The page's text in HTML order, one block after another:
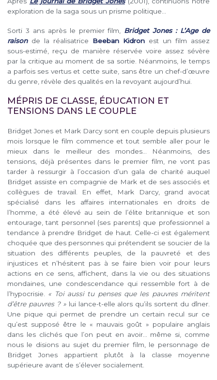
exploration de la saga sous un prisme politique…
Sorti 3 ans après le premier film, Bridget Jones : L’Age de
raisonde la réalisatrice Beeban Kidron est un film assez
sous-estimé, reçu de manière réservée voire assez sévère
par la critique au moment de sa sortie. Néanmoins, le temps
a parfois ses vertus et cette suite, sans être un chef-d’œuvre
du genre, révèle des qualités en la revoyant aujourd’hui.
MÉPRIS DE CLASSE, ÉDUCATION ET
TENSIONS DANS LE COUPLE
Bridget Jones et Mark Darcy sont en couple depuis plusieurs
mois lorsque le film commence et tout semble aller pour le
mieux dans le meilleur des mondes… Néanmoins, des
tensions, déjà présentes dans le premier film, ne vont pas
tarder à ressurgir à l’occasion d’un gala de charité auquel
Bridget assiste en compagnie de Mark et de ses associés et
collègues de travail. En effet, Mark Darcy, grand avocat
spécialisé dans les affaires internationales en droits de
l’homme, a été élevé au sein de l’élite britannique et son
entourage, tant personnel (ses parents) que professionnel a
tendance à prendre Bridget de haut. Celle-ci est également
choquée que des personnes qui prétendent se soucier de la
situation des différents peuples, de la pauvreté et des
injustices et n’hésitent pas à se faire bien voir pour leurs
actions en ce sens, affichent, dans la vie ou des situations
mondaines, une condescendance qui ressemble fort à de
l’hypocrisie.
« Toi aussi tu penses que les pauvres méritent
d’être pauvres ? »lui lance-t-elle alors qu’ils sortent du dîner.
Une pique qui permet de prendre un certain recul sur ce
qu’est supposé être le « mauvais goût » populaire anglais
dans les clichés que l’on peut en avoir… même si, comme
nous le disions au sujet du premier film, le personnage de
Bridget Jones appartient plutôt à la classe moyenne
supérieure avant de s’élever socialement.